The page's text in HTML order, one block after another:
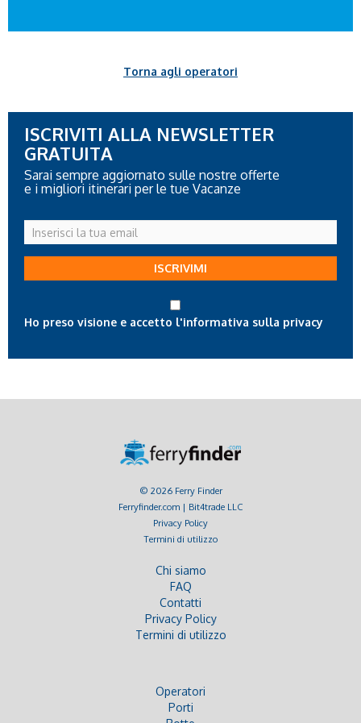
Torna agli operatori
ISCRIVITI ALLA NEWSLETTER
GRATUITA
Sarai sempre aggiornato sulle nostre offerte
e i migliori itinerari per le tue Vacanze
Inserisci
la
tua
ISCRIVIMI
Ho preso visione e accetto l'informativa sulla privacy
© 2026 Ferry Finder
Ferryfinder.com | Bit4trade LLC
Privacy Policy
Termini di utilizzo
Chi siamo
FAQ
Contatti
Privacy Policy
Termini di utilizzo
Operatori
Porti